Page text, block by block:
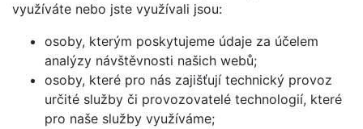
využíváte nebo jste využívali jsou:
osoby, kterým poskytujeme údaje za účelem
analýzy návštěvnosti našich webů;
osoby, které pro nás zajišťují technický provoz
určité služby či provozovatelé technologií, které
pro naše služby využíváme;